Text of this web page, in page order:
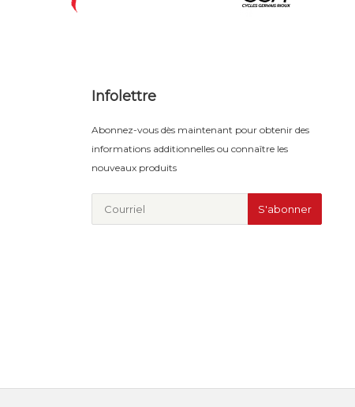
Infolettre
Abonnez-vous dès maintenant pour obtenir des
informations additionnelles ou connaître les
nouveaux produits
S'abonner